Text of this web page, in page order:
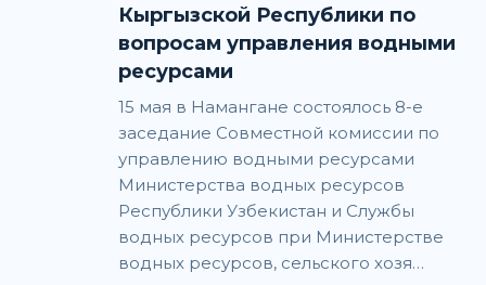
Кыргызской Республики по
вопросам управления водными
ресурсами
15 мая в Намангане состоялось 8-е
заседание Совместной комиссии по
управлению водными ресурсами
Министерства водных ресурсов
Республики Узбекистан и Службы
водных ресурсов при Министерстве
водных ресурсов, сельского хозя…